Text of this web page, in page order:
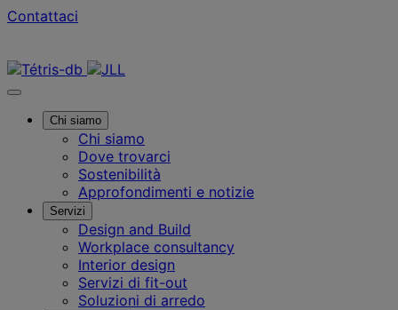
Contattaci
Chi siamo
Chi siamo
Dove trovarci
Sostenibilità
Approfondimenti e notizie
Servizi
Design and Build
Workplace consultancy
Interior design
Servizi di fit-out
Soluzioni di arredo